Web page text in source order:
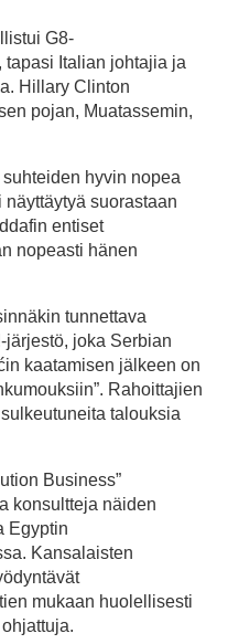
G8-
tapasi Italian johtajia ja
Hillary Clinton
pojan, Muatassemin,
hyvin nopea
suorastaan
entiset
nopeasti hänen
tunnettava
järjestö, joka Serbian
kaatamisen jälkeen on
Rahoittajien
talouksia
Business”
konsultteja näiden
Egyptin
Kansalaisten
mukaan huolellisesti